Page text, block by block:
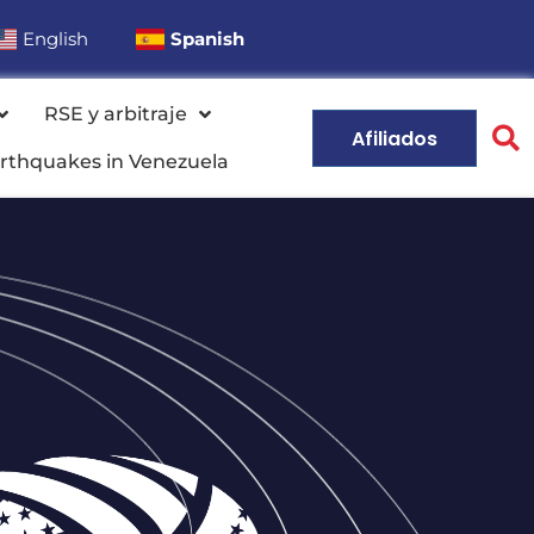
English Spanish
RSE y arbitraje
in Venezuela
Afiliados